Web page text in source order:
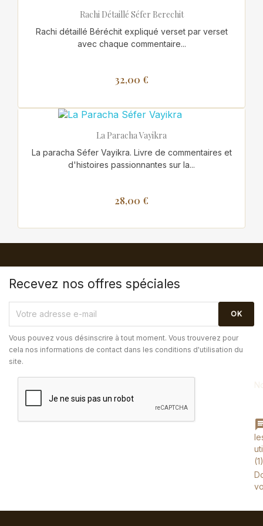
Rachi Détaillé Séfer Berechit
Rachi détaillé Béréchit expliqué verset par verset
avec chaque commentaire...
32,00 €
La Paracha Vayikra
La paracha Séfer Vayikra. Livre de commentaires et
d'histoires passionnantes sur la...
28,00 €
Recevez nos offres spéciales
Vous pouvez vous désinscrire à tout moment. Vous trouverez pour
cela nos informations de contact dans les conditions d'utilisation du
site.